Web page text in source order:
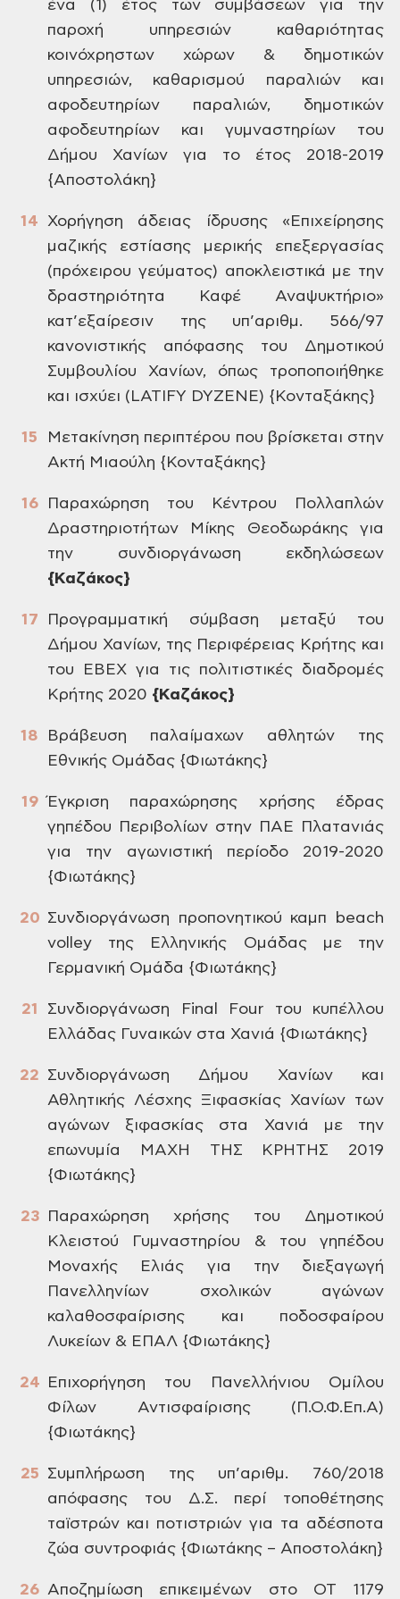
ένα (1) έτος των συμβάσεων για την
παροχή υπηρεσιών καθαριότητας
κοινόχρηστων χώρων & δημοτικών
υπηρεσιών, καθαρισμού παραλιών και
αφοδευτηρίων παραλιών, δημοτικών
αφοδευτηρίων και γυμναστηρίων του
Δήμου Χανίων για το έτος 2018-2019
{Αποστολάκη}
Χορήγηση άδειας ίδρυσης «Επιχείρησης
μαζικής εστίασης μερικής επεξεργασίας
(πρόχειρου γεύματος) αποκλειστικά με την
δραστηριότητα
Καφέ Αναψυκτήριο»
κατ’εξαίρεσιν τηςυπ’αριθμ. 566/97
κανονιστικής απόφασης του Δημοτικού
Συμβουλίου Χανίων, όπως τροποποιήθηκε
και ισχύει (LATIFY DYZENE) {Κονταξάκης}
Μετακίνηση περιπτέρου που βρίσκεται στην
Ακτή Μιαούλη {Κονταξάκης}
Παραχώρηση του Κέντρου Πολλαπλών
Δραστηριοτήτων Μίκης Θεοδωράκης για
την συνδιοργάνωση εκδηλώσεων
{Καζάκος}
Προγραμματική σύμβαση μεταξύ του
Δήμου Χανίων, τηςΠεριφέρειας Κρήτης και
του ΕΒΕΧ για
τις πολιτιστικές διαδρομές
Κρήτης 2020 {Καζάκος}
Βράβευση παλαίμαχων αθλητών της
Εθνικής Ομάδας {Φιωτάκης}
Έγκριση παραχώρησης χρήσης έδρας
γηπέδου Περιβολίων στην ΠΑΕ Πλατανιάς
για την αγωνιστική περίοδο 2019-2020
{Φιωτάκης}
Συνδιοργάνωση προπονητικού καμπ beach
volley της Ελληνικής Ομάδας με την
Γερμανική Ομάδα {Φιωτάκης}
Συνδιοργάνωση Final Four του κυπέλλου
Ελλάδας Γυναικών στα Χανιά {Φιωτάκης}
Συνδιοργάνωση Δήμου Χανίων και
Αθλητικής Λέσχης Ξιφασκίας Χανίων των
αγώνων ξιφασκίας στα Χανιά με την
επωνυμία ΜΑΧΗ ΤΗΣ ΚΡΗΤΗΣ 2019
{Φιωτάκης}
Παραχώρηση χρήσης του Δημοτικού
Κλειστού Γυμναστηρίου & του γηπέδου
Μοναχής Ελιάς για τηνδιεξαγωγή
Πανελληνίων σχολικών αγώνων
καλαθοσφαίρισης και ποδοσφαίρου
Λυκείων & ΕΠΑΛ {Φιωτάκης}
Επιχορήγηση του Πανελλήνιου Ομίλου
Φίλων Αντισφαίρισης(Π.Ο.Φ.Επ.Α)
{Φιωτάκης}
Συμπλήρωση της υπ’αριθμ. 760/2018
απόφασης του Δ.Σ. περί τοποθέτησης
ταϊστρών και ποτιστριών για τα αδέσποτα
ζώα συντροφιάς {Φιωτάκης – Αποστολάκη}
Αποζημίωση επικειμένων στο ΟΤ 1179